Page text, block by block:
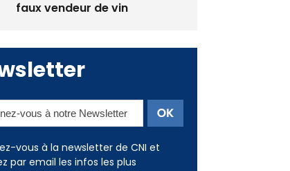
vous à la newsletter de CNI et
par email les infos les plus
et une sélection de nos
articles